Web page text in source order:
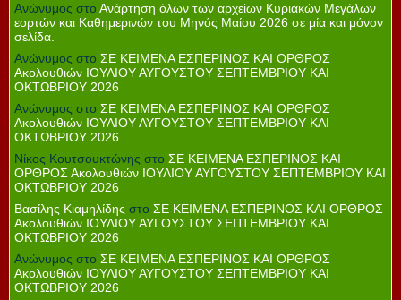
Ανώνυμος στο Ανάρτηση όλων των αρχείων Κυριακών Μεγάλων
εορτών και Καθημερινών του Μηνός Μαίου 2026 σε μία και μόνον
σελίδα.
Ανώνυμος στο ΣΕ ΚΕΙΜΕΝΑ ΕΣΠΕΡΙΝΟΣ ΚΑΙ ΟΡΘΡΟΣ
Ακολουθιών ΙΟΥΛΙΟΥ ΑΥΓΟΥΣΤΟΥ ΣΕΠΤΕΜΒΡΙΟΥ ΚΑΙ
ΟΚΤΩΒΡΙΟΥ 2026
Ανώνυμος στο ΣΕ ΚΕΙΜΕΝΑ ΕΣΠΕΡΙΝΟΣ ΚΑΙ ΟΡΘΡΟΣ
Ακολουθιών ΙΟΥΛΙΟΥ ΑΥΓΟΥΣΤΟΥ ΣΕΠΤΕΜΒΡΙΟΥ ΚΑΙ
ΟΚΤΩΒΡΙΟΥ 2026
Νίκος Κουτσουκτώνης στο ΣΕ ΚΕΙΜΕΝΑ ΕΣΠΕΡΙΝΟΣ ΚΑΙ
ΟΡΘΡΟΣ Ακολουθιών ΙΟΥΛΙΟΥ ΑΥΓΟΥΣΤΟΥ ΣΕΠΤΕΜΒΡΙΟΥ ΚΑΙ
ΟΚΤΩΒΡΙΟΥ 2026
Βασίλης Κιαμηλίδης στο ΣΕ ΚΕΙΜΕΝΑ ΕΣΠΕΡΙΝΟΣ ΚΑΙ ΟΡΘΡΟΣ
Ακολουθιών ΙΟΥΛΙΟΥ ΑΥΓΟΥΣΤΟΥ ΣΕΠΤΕΜΒΡΙΟΥ ΚΑΙ
ΟΚΤΩΒΡΙΟΥ 2026
Ανώνυμος στο ΣΕ ΚΕΙΜΕΝΑ ΕΣΠΕΡΙΝΟΣ ΚΑΙ ΟΡΘΡΟΣ
Ακολουθιών ΙΟΥΛΙΟΥ ΑΥΓΟΥΣΤΟΥ ΣΕΠΤΕΜΒΡΙΟΥ ΚΑΙ
ΟΚΤΩΒΡΙΟΥ 2026